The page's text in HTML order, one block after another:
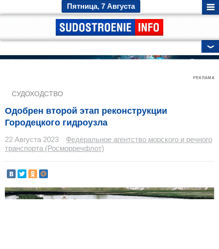
Пятница, 7 Августа
РЕКЛАМА
СУДОХОДСТВО
Одобрен второй этап реконструкции
Городецкого гидроузла
22 Августа 2023
Федеральное агентство морского и речного
транспорта (Росморречфлот)